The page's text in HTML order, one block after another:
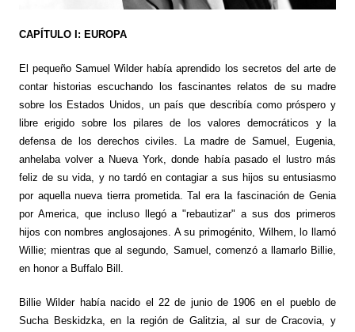
CAPÍTULO I: EUROPA
El pequeño Samuel Wilder había aprendido los secretos del arte de
contar historias escuchando los fascinantes relatos de su madre
sobre los Estados Unidos, un país que describía como próspero y
libre erigido sobre los pilares de los valores democráticos y la
defensa de los derechos civiles. La madre de Samuel, Eugenia,
anhelaba volver a Nueva York, donde había pasado el lustro más
feliz de su vida, y no tardó en contagiar a sus hijos su entusiasmo
por aquella nueva tierra prometida. Tal era la fascinación de Genia
por America, que incluso llegó a "rebautizar" a sus dos primeros
hijos con nombres anglosajones. A su primogénito, Wilhem, lo llamó
Willie; mientras que al segundo, Samuel, comenzó a llamarlo Billie,
en honor a Buffalo Bill.
Billie Wilder había nacido el 22 de junio de 1906 en el pueblo de
Sucha Beskidzka, en la región de Galitzia, al sur de Cracovia, y